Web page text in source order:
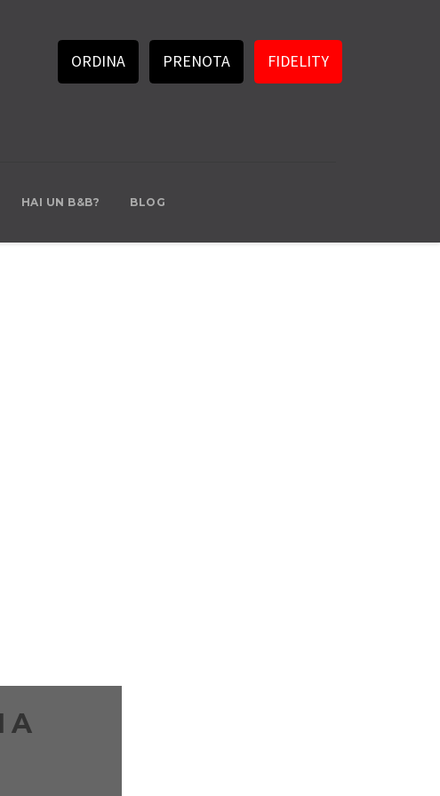
HAI UN B&B? BLOG
ORDINA PRENOTA FIDELITY
A